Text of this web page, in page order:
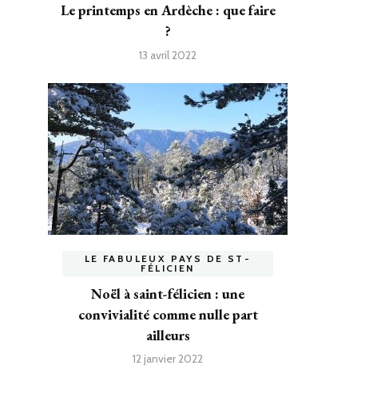
Le printemps en Ardèche : que faire
?
13 avril 2022
LE FABULEUX PAYS DE ST-
FÉLICIEN
Noël à saint-félicien : une
convivialité comme nulle part
ailleurs
12 janvier 2022